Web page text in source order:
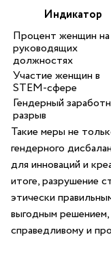
Индикатор
Процент женщин на
руководящих
должностях
Участие женщин‍ в
STEM-сфере
Гендерный
разрыв
Такие‍ меры не
гендерного
для‌ инноваций и
⁤итоге,⁤ разрушение
этически
выгодным
справедливому⁤ и